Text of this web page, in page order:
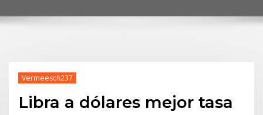
Vermeesch237
Libra a dólares mejor tasa